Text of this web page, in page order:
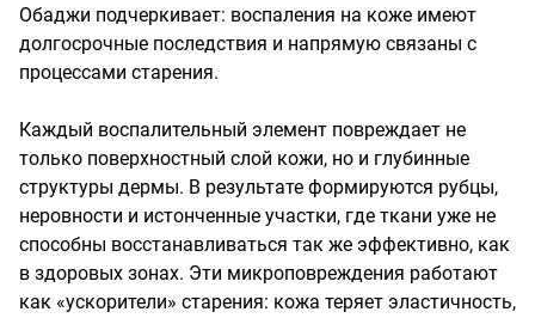
Обаджи подчеркивает: воспаления на коже имеют
долгосрочные последствия и напрямую связаны с
процессами старения.
Каждый воспалительный элемент повреждает не
только поверхностный слой кожи, но и глубинные
структуры дермы. В результате формируются рубцы,
неровности и истонченные участки, где ткани уже не
способны восстанавливаться так же эффективно, как
в здоровых зонах. Эти микроповреждения работают
как «ускорители» старения: кожа теряет эластичность,